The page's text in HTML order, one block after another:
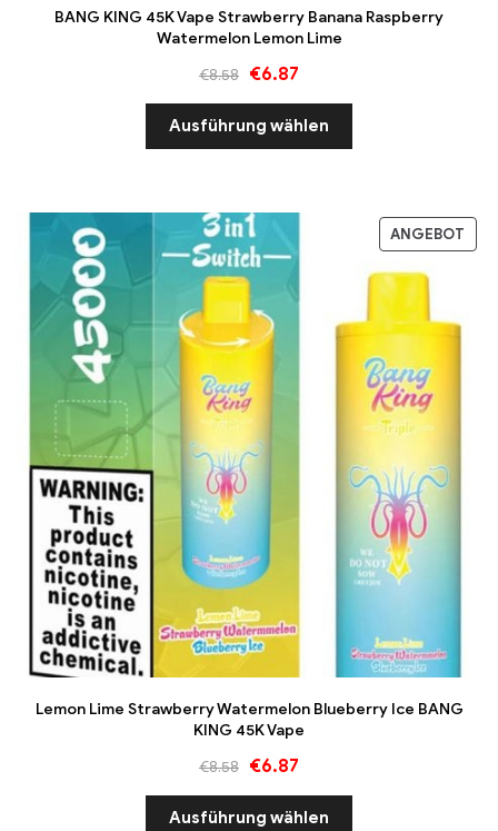
BANG KING 45K Vape Strawberry Banana Raspberry
Watermelon Lemon Lime
€8.58 €6.87
Ausführung wählen
ANGEBOT
Lemon Lime Strawberry Watermelon Blueberry Ice BANG
KING 45K Vape
€8.58 €6.87
Ausführung wählen